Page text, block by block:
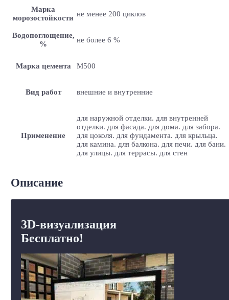
Марка
морозостойкости не менее 200 циклов
Водопоглощение,
%
не более 6 %
Марка цемента M500
Вид работ внешние и внутренние
Применение
для наружной отделки. для внутренней
отделки. для фасада. для дома. для забора.
для цоколя. для фундамента. для крыльца.
для камина. для балкона. для печи. для бани.
для улицы. для террасы. для стен
Описание
3D-визуализация
Бесплатно!